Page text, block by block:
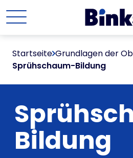
Startseite Grundlagen der
Sprühschaum-Bildung
Bildung